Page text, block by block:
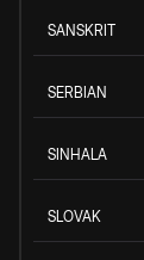
SANSKRIT
SERBIAN
SINHALA
SLOVAK